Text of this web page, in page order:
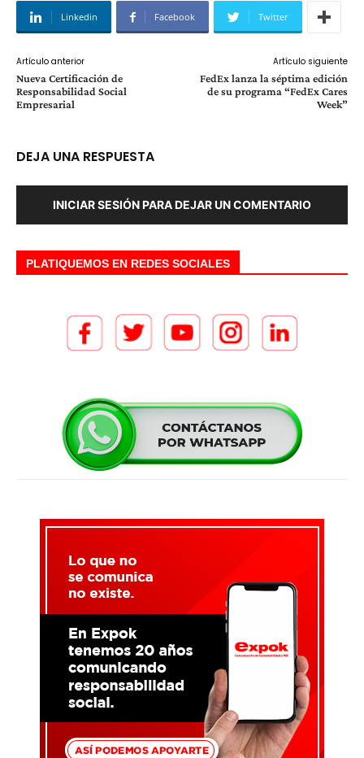
Linkedin Facebook Twitter
Artículo anterior
Nueva Certificación de
Responsabilidad Social
Empresarial
Artículo siguiente
FedEx lanza la séptima edición
de su programa “FedEx Cares
Week”
DEJA UNA RESPUESTA
INICIAR SESIÓN PARA DEJAR UN COMENTARIO
PLATIQUEMOS EN REDES SOCIALES